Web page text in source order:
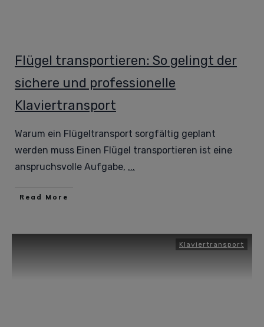
Flügel transportieren: So gelingt der
sichere und professionelle
Klaviertransport
Warum ein Flügeltransport sorgfältig geplant
werden muss Einen Flügel transportieren ist eine
anspruchsvolle Aufgabe, ...
Read More
Klaviertransport